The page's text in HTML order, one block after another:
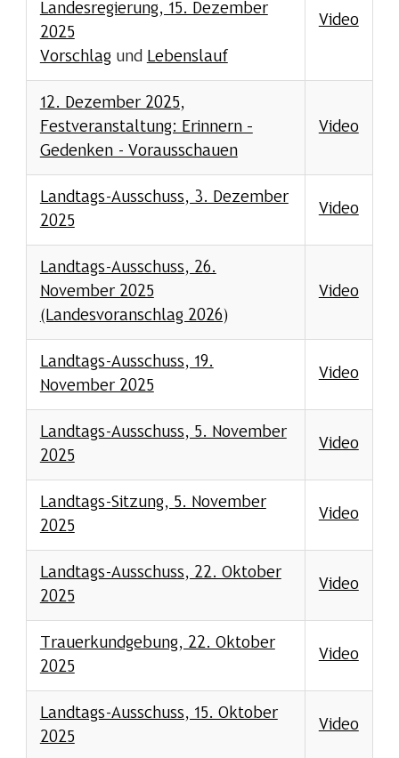
Landesregierung, 15. Dezember
2025
Vorschlag und Lebenslauf
Video
12. Dezember 2025,
Festveranstaltung: Erinnern –
Gedenken - Vorausschauen
Video
Landtags-Ausschuss, 3. Dezember
2025
Video
Landtags-Ausschuss, 26.
November 2025
(Landesvoranschlag 2026)
Video
Landtags-Ausschuss, 19.
November 2025
Video
Landtags-Ausschuss, 5. November
2025
Video
Landtags-Sitzung, 5. November
2025
Video
Landtags-Ausschuss, 22. Oktober
2025
Video
Trauerkundgebung, 22. Oktober
2025
Video
Landtags-Ausschuss, 15. Oktober
2025
Video